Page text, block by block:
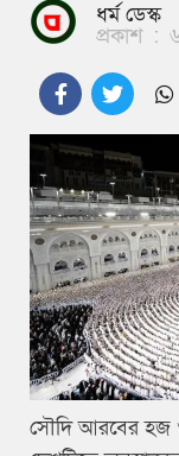
ধর্ম ডেস্ক
প্রকাশ :
সৌদি আরবের হজ ও